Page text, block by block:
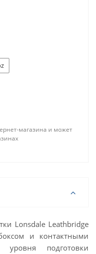
магазина и может
Lonsdale Leathbridge
и контактными
уровня подготовки